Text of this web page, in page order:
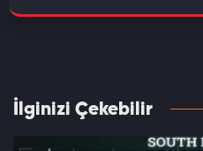
İlginizi Çekebilir